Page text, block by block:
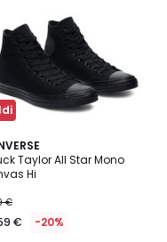
Taylor All Star Mono
Hi
€
€ -20%